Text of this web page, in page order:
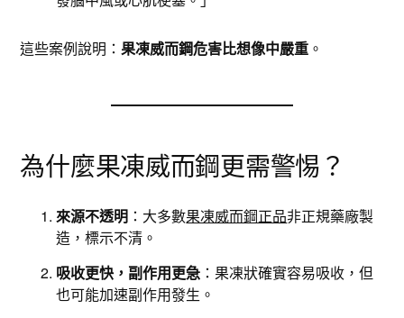
這些案例說明：果凍威而鋼危害比想像中嚴重 。
為什麼果凍威而鋼更需警惕？
來源不透明 ：大多數果凍威而鋼正品非正規藥廠製
造，標示不清。
吸收更快，副作用更急 ：果凍狀確實容易吸收，但
也可能加速副作用發生。